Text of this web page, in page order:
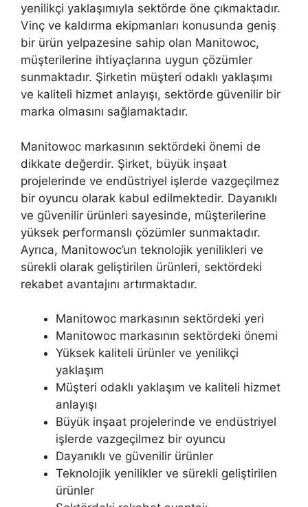
yenilikçi yaklaşımıyla sektörde öne çıkmaktadır.
Vinç ve kaldırma ekipmanları konusunda geniş
bir ürün yelpazesine sahip olan Manitowoc,
müşterilerine ihtiyaçlarına uygun çözümler
sunmaktadır. Şirketin müşteri odaklı yaklaşımı
ve kaliteli hizmet anlayışı, sektörde güvenilir bir
marka olmasını sağlamaktadır.
Manitowoc markasının sektördeki önemi de
dikkate değerdir. Şirket, büyük inşaat
projelerinde ve endüstriyel işlerde vazgeçilmez
bir oyuncu olarak kabul edilmektedir. Dayanıklı
ve güvenilir ürünleri sayesinde, müşterilerine
yüksek performanslı çözümler sunmaktadır.
Ayrıca, Manitowoc’un teknolojik yenilikleri ve
sürekli olarak geliştirilen ürünleri, sektördeki
rekabet avantajını artırmaktadır.
Manitowoc markasının sektördeki yeri
Manitowoc markasının sektördeki önemi
Yüksek kaliteli ürünler ve yenilikçi
yaklaşım
Müşteri odaklı yaklaşım ve kaliteli hizmet
anlayışı
Büyük inşaat projelerinde ve endüstriyel
işlerde vazgeçilmez bir oyuncu
Dayanıklı ve güvenilir ürünler
Teknolojik yenilikler ve sürekli geliştirilen
ürünler